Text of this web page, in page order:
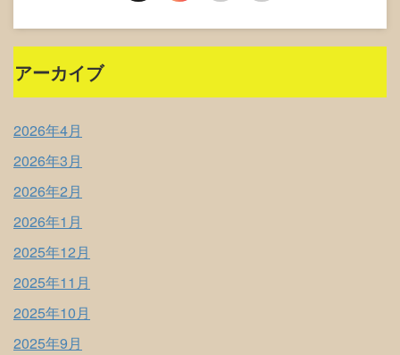
アーカイブ
2026年4月
2026年3月
2026年2月
2026年1月
2025年12月
2025年11月
2025年10月
2025年9月